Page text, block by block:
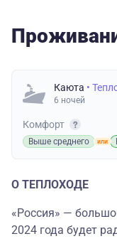
Каюта •
6 ночей
Комфорт
Выше среднего
О ТЕПЛОХОДЕ
«Россия» —
2024 года будет